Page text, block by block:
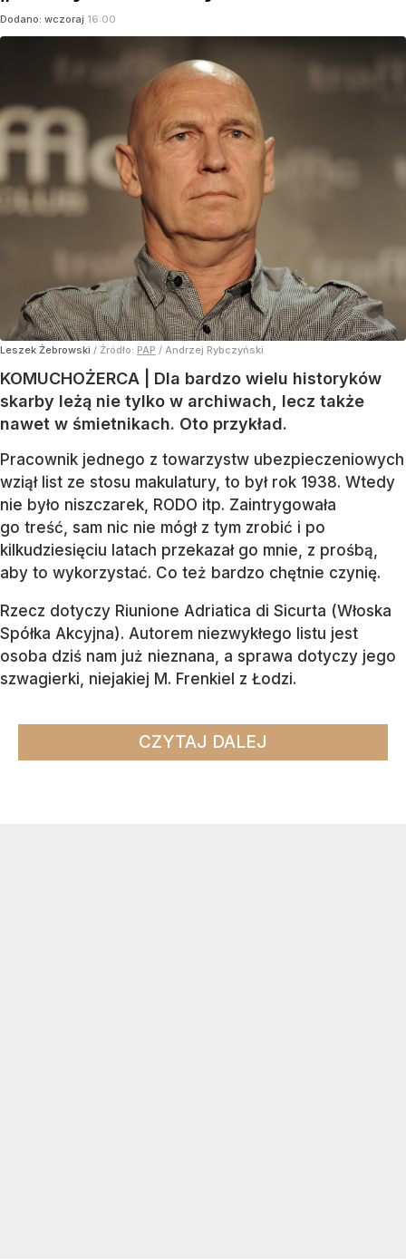
Dodano: wczoraj 16:00
Leszek Żebrowski / Źródło: PAP / Andrzej Rybczyński
KOMUCHOŻERCA | Dla bardzo wielu historyków
skarby leżą nie tylko w archiwach, lecz także
nawet w śmietnikach. Oto przykład.
Pracownik jednego z towarzystw ubezpieczeniowych
wziął list ze stosu makulatury, to był rok 1938. Wtedy
nie było niszczarek, RODO itp. Zaintrygowała
go treść, sam nic nie mógł z tym zrobić i po
kilkudziesięciu latach przekazał go mnie, z prośbą,
aby to wykorzystać. Co też bardzo chętnie czynię.
Rzecz dotyczy Riunione Adriatica di Sicurta (Włoska
Spółka Akcyjna). Autorem niezwykłego listu jest
osoba dziś nam już nieznana, a sprawa dotyczy jego
szwagierki, niejakiej M. Frenkiel z Łodzi.
CZYTAJ DALEJ